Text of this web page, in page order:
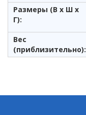
Размеры (В x Ш x
Г):
Вес
(приблизительно):